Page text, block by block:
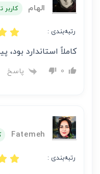
الهام کاربر
رتبه‌بندی :
کاملاً استاندارد
0 پاسخ
Fatemeh
رتبه‌بندی :